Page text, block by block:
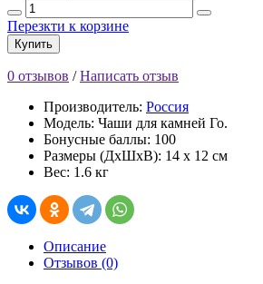
Перезкти к корзине
Купить
0 отзывов /Написать отзыв
Производитель: Россия
Модель: Чаши для камней Го.
Бонусные баллы: 100
Размеры (ДхШхВ): 14 x 12 см
Вес: 1.6 кг
Описание
Отзывов (0)